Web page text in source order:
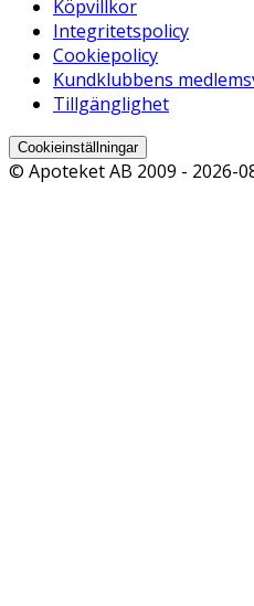
Köpvillkor
Integritetspolicy
Cookiepolicy
Kundklubbens
Tillgänglighet
Cookieinställningar
© Apoteket AB 2009 - 2026-